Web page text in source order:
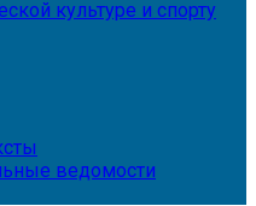
культуре и спорту
ведомости